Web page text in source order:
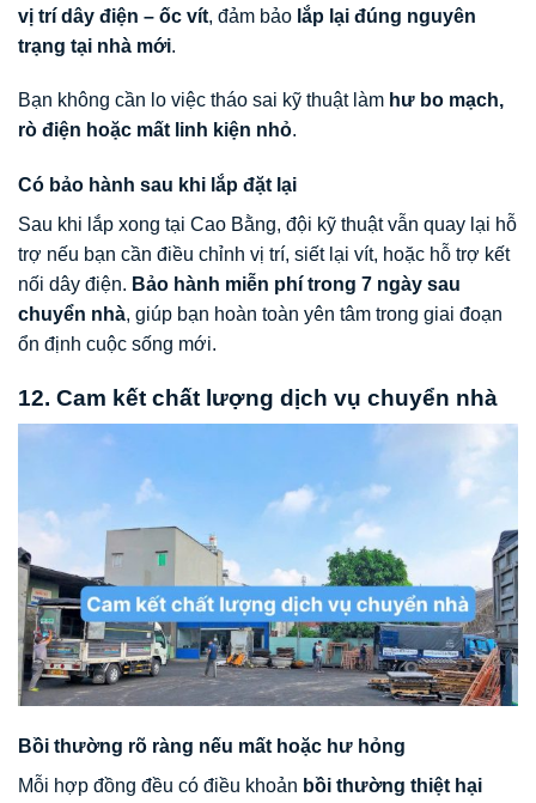
vị trí dây điện – ốc vít, đảm bảo lắp lại đúng nguyên
trạng tại nhà mới.
Bạn không cần lo việc tháo sai kỹ thuật làm hư bo mạch,
rò điện hoặc mất linh kiện nhỏ.
Có bảo hành sau khi lắp đặt lại
Sau khi lắp xong tại Cao Bằng, đội kỹ thuật vẫn quay lại hỗ
trợ nếu bạn cần điều chỉnh vị trí, siết lại vít, hoặc hỗ trợ kết
nối dây điện. Bảo hành miễn phí trong 7 ngày sau
chuyển nhà, giúp bạn hoàn toàn yên tâm trong giai đoạn
ổn định cuộc sống mới.
12. Cam kết chất lượng dịch vụ chuyển nhà
Bồi thường rõ ràng nếu mất hoặc hư hỏng
Mỗi hợp đồng đều có điều khoản bồi thường thiệt hại